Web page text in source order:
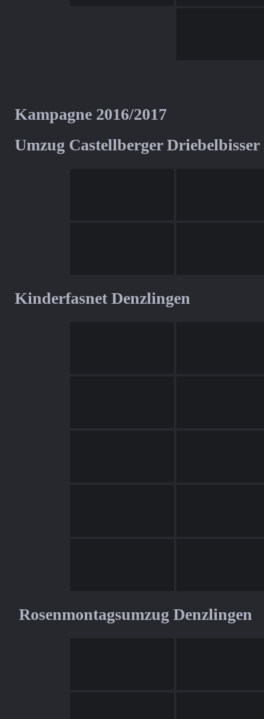
Kampagne 2016/2017
Umzug Castellberger
Kinderfasnet Denzlingen
Rosenmontagsumzug Denzlingen